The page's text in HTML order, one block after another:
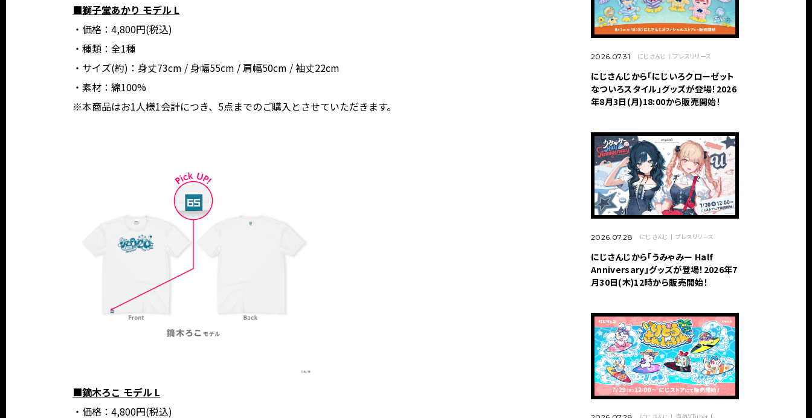
■獅子堂あかり モデル L
・価格：4,800円(税込)
・種類：全1種
・サイズ(約)：身丈73cm / 身幅55cm / 肩幅50cm / 袖丈22cm
・素材：綿100%
※本商品はお1人様1会計につき、5点までのご購入とさせていただきます。
■鏑木ろこ モデル L
・価格：4,800円(税込)
2026.07.31 にじさんじ プレスリリース
にじさんじから「にじいろクローゼット
なついろスタイル」グッズが登場！2026
年8月3日(月)18:00から販売開始！
2026.07.28 にじさんじ プレスリリース
にじさんじから「うみゃみー Half
Anniversary」グッズが登場！2026年7
月30日(木)12時から販売開始！